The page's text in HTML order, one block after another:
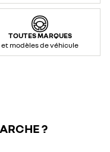
TOUTES MARQUES
et modèles de véhicule
?